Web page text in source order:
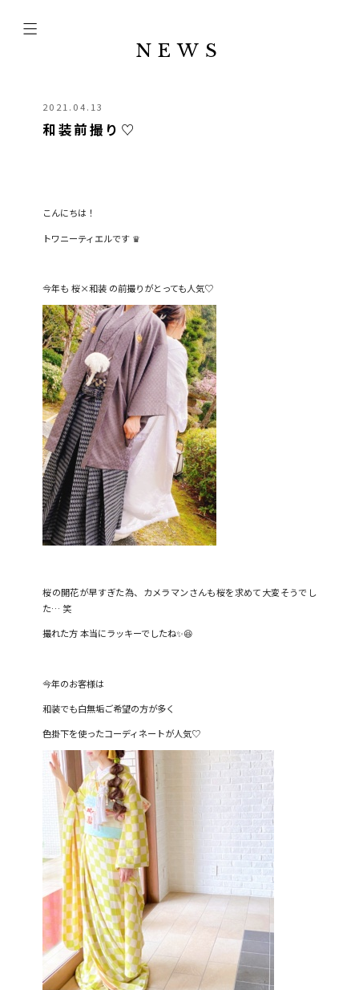
NEWS
2021.04.13
和装前撮り♡
こんにちは！
トワニーティエルです ♛︎
今年も 桜×和装 の前撮りがとっても人気♡
桜の開花が早すぎた為、カメラマンさんも桜を求めて大変そうでし
た… 笑
撮れた方 本当にラッキーでしたね✨😆
今年のお客様は
和装でも白無垢ご希望の方が多く
色掛下を使ったコーディネートが人気♡